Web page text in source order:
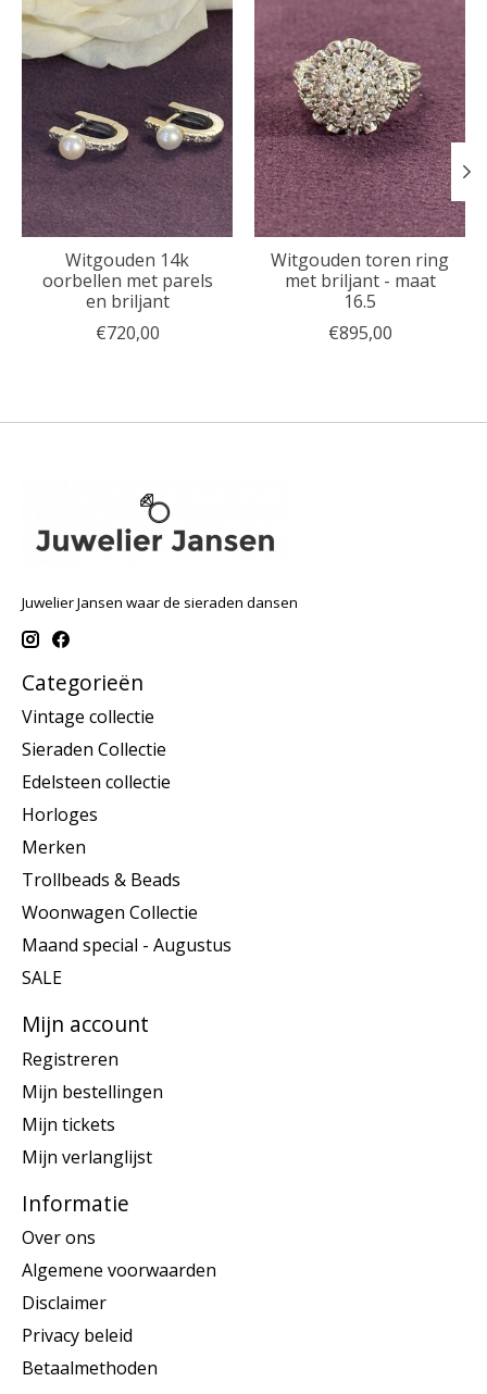
Witgouden 14k
oorbellen met parels
en briljant
€720,00
Witgouden toren ring
met briljant - maat
16.5
€895,00
Juwelier Jansen waar de sieraden dansen
Categorieën
Vintage collectie
Sieraden Collectie
Edelsteen collectie
Horloges
Merken
Trollbeads & Beads
Woonwagen Collectie
Maand special - Augustus
SALE
Mijn account
Registreren
Mijn bestellingen
Mijn tickets
Mijn verlanglijst
Informatie
Over ons
Algemene voorwaarden
Disclaimer
Privacy beleid
Betaalmethoden